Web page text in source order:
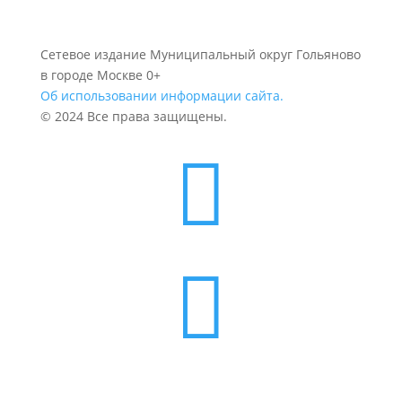
Сетевое издание Муниципальный округ Гольяново
в городе Москве 0+
Об использовании информации сайта.
© 2024 Все права защищены.

